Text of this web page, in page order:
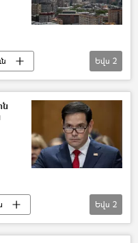
Եվս 2
Եվս 2